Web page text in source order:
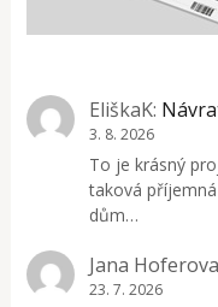
EliškaK:
3. 8. 2026
To je krásný
taková
dům…
Jana
23. 7. 2026